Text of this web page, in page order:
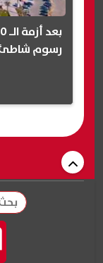
رسوم شاطئ
بحث